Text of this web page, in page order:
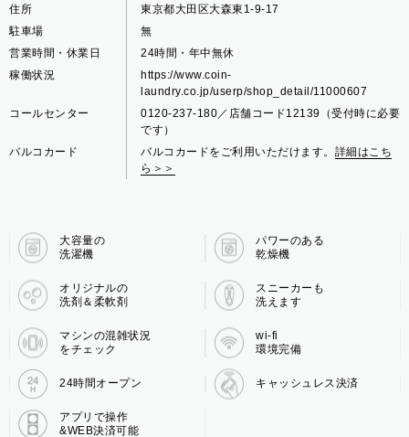
住所
東京都大田区大森東1-9-17
駐車場
無
営業時間・休業日
24時間・年中無休
稼働状況
https://www.coin-
laundry.co.jp/userp/shop_detail/11000607
コールセンター
0120-237-180／店舗コード12139（受付時に必要
です）
バルコカード
バルコカードをご利用いただけます。 詳細はこち
ら＞＞
大容量の
洗濯機
パワーのある
乾燥機
オリジナルの
洗剤＆柔軟剤
スニーカーも
洗えます
マシンの混雑状況
をチェック
wi-fi
環境完備
24時間オープン キャッシュレス決済
アプリで操作
&WEB決済可能